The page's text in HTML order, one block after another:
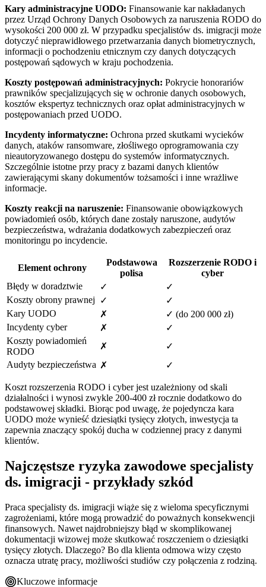
Kary administracyjne UODO: Finansowanie kar nakładanych
przez Urząd Ochrony Danych Osobowych za naruszenia RODO do
wysokości 200 000 zł. W przypadku specjalistów ds. imigracji może
dotyczyć nieprawidłowego przetwarzania danych biometrycznych,
informacji o pochodzeniu etnicznym czy danych dotyczących
postępowań sądowych w kraju pochodzenia.
Koszty postępowań administracyjnych: Pokrycie honorariów
prawników specjalizujących się w ochronie danych osobowych,
kosztów ekspertyz technicznych oraz opłat administracyjnych w
postępowaniach przed UODO.
Incydenty informatyczne: Ochrona przed skutkami wycieków
danych, ataków ransomware, złośliwego oprogramowania czy
nieautoryzowanego dostępu do systemów informatycznych.
Szczególnie istotne przy pracy z bazami danych klientów
zawierającymi skany dokumentów tożsamości i inne wrażliwe
informacje.
Koszty reakcji na naruszenie: Finansowanie obowiązkowych
powiadomień osób, których dane zostały naruszone, audytów
bezpieczeństwa, wdrażania dodatkowych zabezpieczeń oraz
monitoringu po incydencie.
Element ochrony
Podstawowa
polisa
Rozszerzenie RODO i
cyber
Błędy w doradztwie
✓
✓
Koszty obrony prawnej
✓
✓
Kary UODO
✗
✓ (do 200 000 zł)
Incydenty cyber
✗
✓
Koszty powiadomień
RODO
✗
✓
Audyty bezpieczeństwa ✗ ✓
Koszt rozszerzenia RODO i cyber jest uzależniony od skali
działalności i wynosi zwykle 200-400 zł rocznie dodatkowo do
podstawowej składki. Biorąc pod uwagę, że pojedyncza kara
UODO może wynieść dziesiątki tysięcy złotych, inwestycja ta
zapewnia znaczący spokój ducha w codziennej pracy z danymi
klientów.
Najczęstsze ryzyka zawodowe specjalisty
ds. imigracji - przykłady szkód
Praca specjalisty ds. imigracji wiąże się z wieloma specyficznymi
zagrożeniami, które mogą prowadzić do poważnych konsekwencji
finansowych. Nawet najdrobniejszy błąd w skomplikowanej
dokumentacji wizowej może skutkować roszczeniem o dziesiątki
tysięcy złotych. Dlaczego? Bo dla klienta odmowa wizy często
oznacza utratę pracy, możliwości studiów czy połączenia z rodziną.
Kluczowe informacje